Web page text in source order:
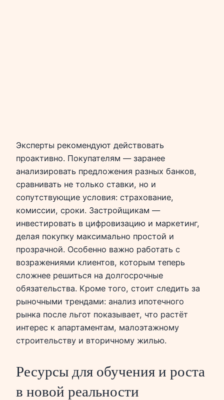
Эксперты рекомендуют действовать
проактивно. Покупателям — заранее
анализировать предложения разных банков,
сравнивать не только ставки, но и
сопутствующие условия: страхование,
комиссии, сроки. Застройщикам —
инвестировать в цифровизацию и маркетинг,
делая покупку максимально простой и
прозрачной. Особенно важно работать с
возражениями клиентов, которым теперь
сложнее решиться на долгосрочные
обязательства. Кроме того, стоит следить за
рыночными трендами: анализ ипотечного
рынка после льгот показывает, что растёт
интерес к апартаментам, малоэтажному
строительству и вторичному жилью.
Ресурсы для обучения и роста
в новой реальности